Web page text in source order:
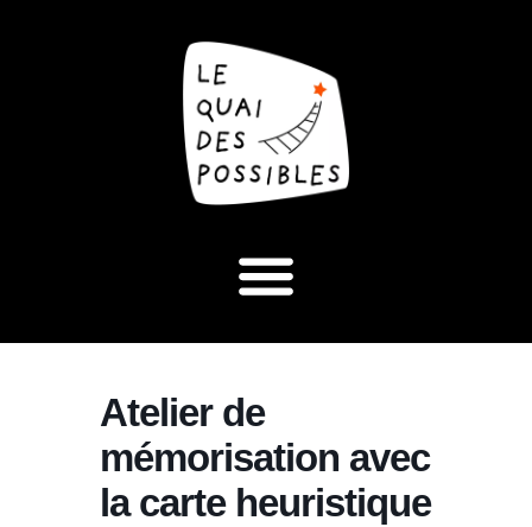
Atelier de
mémorisation avec
la carte heuristique